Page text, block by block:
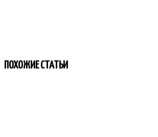
ПОХОЖИЕ СТАТЬИ